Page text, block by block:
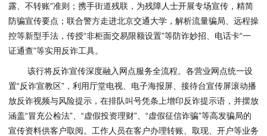
露、不转账”准则；携手街道残联，为残障人士开展专场宣传，精简
防骗宣传要点；联合警方走进北京交通大学，解析流量骗局、远程操
控等新型手法，传授“非柜面交易限额设置”等防诈妙招、电话卡“一
证通查”等实用反诈工具。
该行将反诈宣传深度融入网点服务全流程。各营业网点统一设
置“反诈宣教区”，利用厅堂电视、电子海报屏、接待台宣传屏滚动播
放反诈视频与风险提示，在排队叫号凭条上增印反诈提示语，并摆放
涵盖“冒充公检法”、“虚假投资理财”、“虚假征信诈骗”等高发骗局的
宣传资料供客户取阅。工作人员在客户办理转账、取现、开户等业务